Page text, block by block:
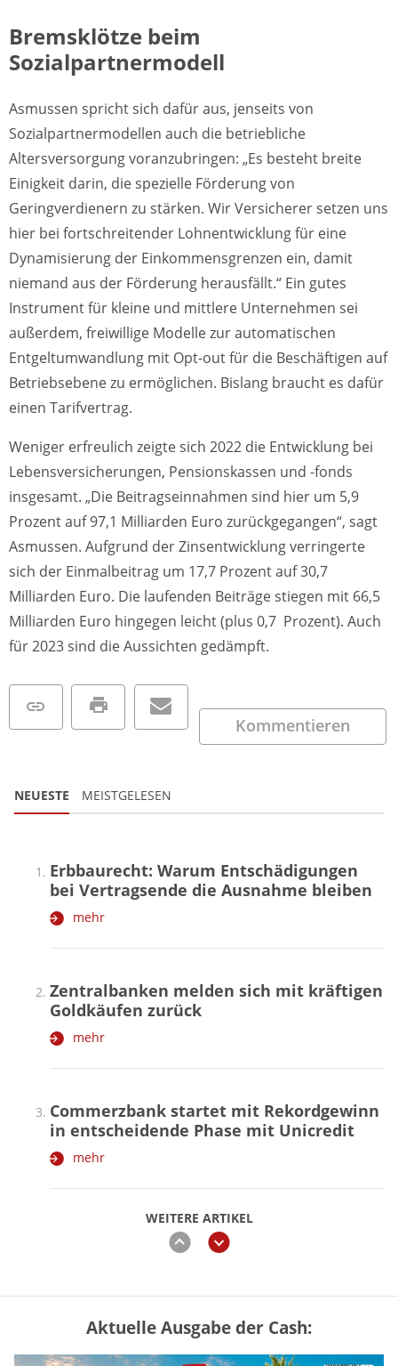
Bremsklötze beim
Sozialpartnermodell
Asmussen spricht sich dafür aus, jenseits von
Sozialpartnermodellen auch die betriebliche
Altersversorgung voranzubringen: „Es besteht breite
Einigkeit darin, die spezielle Förderung von
Geringverdienern zu stärken. Wir Versicherer setzen uns
hier bei fortschreitender Lohnentwicklung für eine
Dynamisierung der Einkommensgrenzen ein, damit
niemand aus der Förderung herausfällt.“ Ein gutes
Instrument für kleine und mittlere Unternehmen sei
außerdem, freiwillige Modelle zur automatischen
Entgeltumwandlung mit Opt-out für die Beschäftigen auf
Betriebsebene zu ermöglichen. Bislang braucht es dafür
einen Tarifvertrag.
Weniger erfreulich zeigte sich 2022 die Entwicklung bei
Lebensversicherungen, Pensionskassen und -fonds
insgesamt. „Die Beitragseinnahmen sind hier um 5,9
Prozent auf 97,1 Milliarden Euro zurückgegangen“, sagt
Asmussen. Aufgrund der Zinsentwicklung verringerte
sich der Einmalbeitrag um 17,7 Prozent auf 30,7
Milliarden Euro. Die laufenden Beiträge stiegen mit 66,5
Milliarden Euro hingegen leicht (plus 0,7 Prozent). Auch
für 2023 sind die Aussichten gedämpft.
Kommentieren
NEUESTE MEISTGELESEN
WEITERE ARTIKEL
zurückweiter
Erbbaurecht: Warum Entschädigungen
bei Vertragsende die Ausnahme bleiben
mehr
Zentralbanken melden sich mit kräftigen
Goldkäufen zurück
mehr
Commerzbank startet mit Rekordgewinn
in entscheidende Phase mit Unicredit
mehr
Mütterrente III Tabelle: So viel Renten-
Nachzahlung ist pro Kind möglich
Aktuelle Ausgabe der Cash: